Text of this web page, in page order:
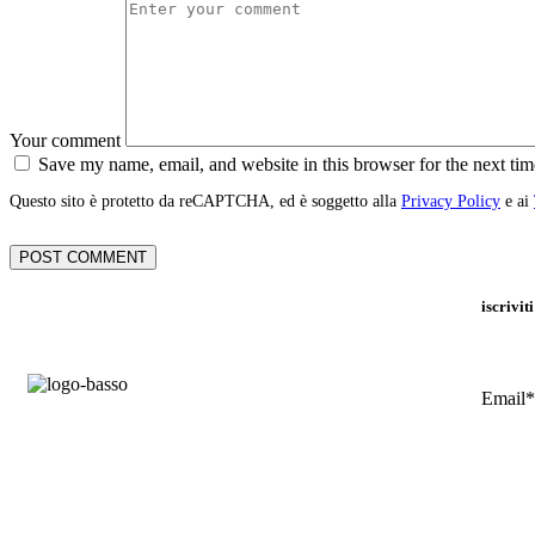
Your comment
Save my name, email, and website in this browser for the next
Questo sito è protetto da reCAPTCHA, ed è soggetto alla Privacy Policy e ai
iscriviti